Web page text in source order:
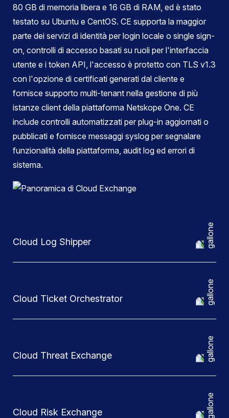
80 GB di memoria libera e 16 GB di RAM, ed è stato
testato su Ubuntu e CentOS. CE supporta la maggior
parte dei servizi di identità per login locale o single sign-
on, controlli di accesso basati su ruoli per l'interfaccia
utente e i token API, l'accesso è protetto con TLS v1.3
con l'opzione di certificati generati dal cliente e
fornisce supporto multi-tenant nella gestione di più
istanze client della piattaforma Netskope One. CE
include controlli automatizzati per plug-in aggiornati o
pubblicati e fornisce messaggi syslog per segnalare
funzionalità della piattaforma, audit log ed errori di
sistema.
Cloud Log Shipper
Cloud Ticket Orchestrator
Cloud Threat Exchange
Cloud Risk Exchange